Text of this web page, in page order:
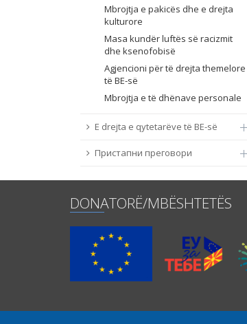
Mbrojtja e pakicës dhe e drejta
kulturore
Masa kundër luftës së racizmit
dhe ksenofobisë
Agjencioni për të drejta themelore
të BE-së
Mbrojtja e të dhënave personale
E drejta e qytetarëve të BE-së
Пристапни преговори
DONATORË/MBËSHTETËS